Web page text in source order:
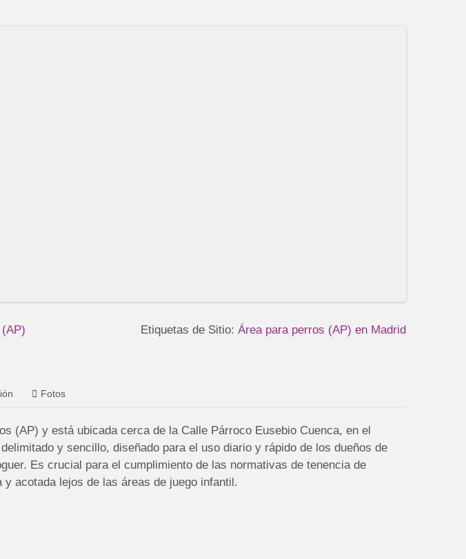
Etiquetas de Sitio: Área para perros (AP) en Madrid
Fotos
(AP) y está ubicada cerca de la Calle Párroco Eusebio Cuenca, en el
y sencillo, diseñado para el uso diario y rápido de los dueños de
Es crucial para el cumplimiento de las normativas de tenencia de
acotada lejos de las áreas de juego infantil.